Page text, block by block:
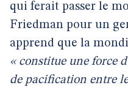
qui ferait passer le
Friedman pour un
apprend que la
« constitue une force
de pacification entre